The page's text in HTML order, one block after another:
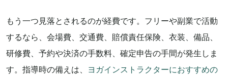
もう一つ見落とされるのが経費です。フリーや副業で活動
するなら、会場費、交通費、賠償責任保険、衣装、備品、
研修費、予約や決済の手数料、確定申告の手間が発生しま
す。指導時の備えは、
ヨガインストラクターにおすすめの